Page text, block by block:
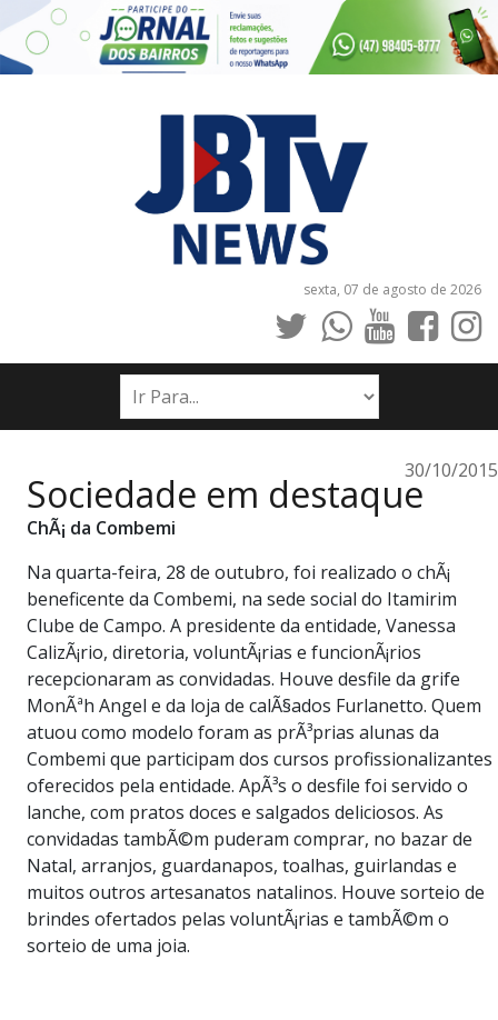
sexta, 07 de agosto de 2026
INÍCIO
NOTÍCIAS
PUBLICAÇÕES LEGAIS
30/10/2015
Sociedade em destaque
ChÃ¡ da Combemi
Na quarta-feira, 28 de outubro, foi realizado o chÃ¡
beneficente da Combemi, na sede social do Itamirim
Clube de Campo. A presidente da entidade, Vanessa
CalizÃ¡rio, diretoria, voluntÃ¡rias e funcionÃ¡rios
recepcionaram as convidadas. Houve desfile da grife
MonÃªh Angel e da loja de calÃ§ados Furlanetto. Quem
atuou como modelo foram as prÃ³prias alunas da
Combemi que participam dos cursos profissionalizantes
oferecidos pela entidade. ApÃ³s o desfile foi servido o
lanche, com pratos doces e salgados deliciosos. As
convidadas tambÃ©m puderam comprar, no bazar de
Natal, arranjos, guardanapos, toalhas, guirlandas e
muitos outros artesanatos natalinos. Houve sorteio de
brindes ofertados pelas voluntÃ¡rias e tambÃ©m o
sorteio de uma joia.